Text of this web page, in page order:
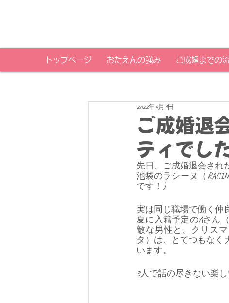
トップページ おたえんの強み ご成婚までの
ご成婚退
ティでし
2022年4月9日
先日、ご成婚退会され
池袋のラシーヌ（
です！)
実は同じ職場で働く仲
夏に入籍予定のAさん
敵な男性と、クリス
タ）は、とてつもなく
います。
3人で話の尽きない楽